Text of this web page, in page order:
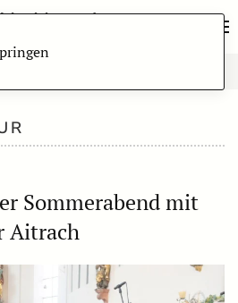
Sommerabend mit
Aitrach